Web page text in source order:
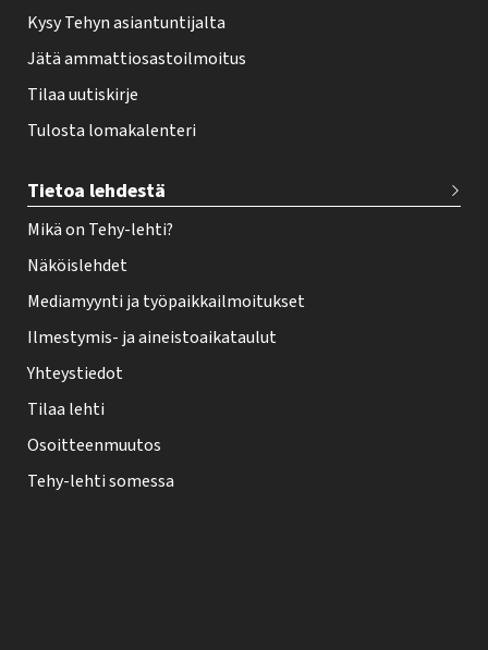
Kysy Tehyn asiantuntijalta
Jätä ammattiosastoilmoitus
Tilaa uutiskirje
Tulosta lomakalenteri
Tietoa lehdestä
Mikä on Tehy-lehti?
Näköislehdet
Mediamyynti ja työpaikkailmoitukset
Ilmestymis- ja aineistoaikataulut
Yhteystiedot
Tilaa lehti
Osoitteenmuutos
Tehy-lehti somessa